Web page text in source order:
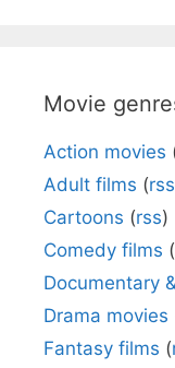
Movie
Action movies
Adult films (rss
Cartoons (rss)
Comedy films (
Documentary
Drama movies
Fantasy films (